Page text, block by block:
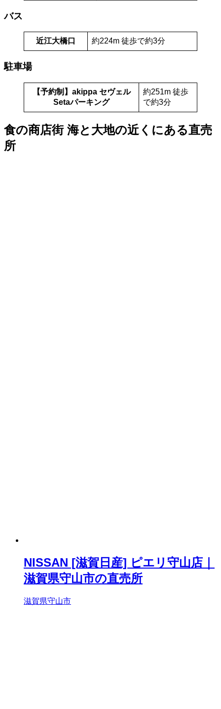
バス
近江大橋口 約224m 徒歩で約3分
駐車場
【予約制】akippa セヴェル
Setaパーキング
約251m 徒歩
で約3分
食の商店街 海と大地の近くにある直売
所
NISSAN [滋賀日産] ピエリ守山店｜
滋賀県守山市の直売所
滋賀県守山市